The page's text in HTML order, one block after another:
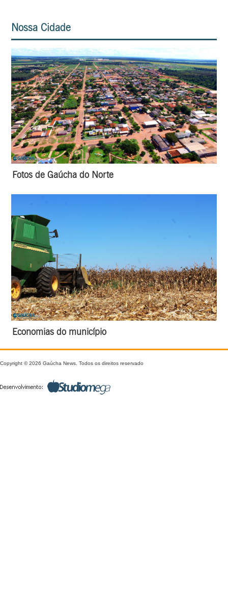
Nossa Cidade
Fotos de Gaúcha do Norte
Economias do município
Copyright © 2026 Gaúcha News. Todos os direitos reservado